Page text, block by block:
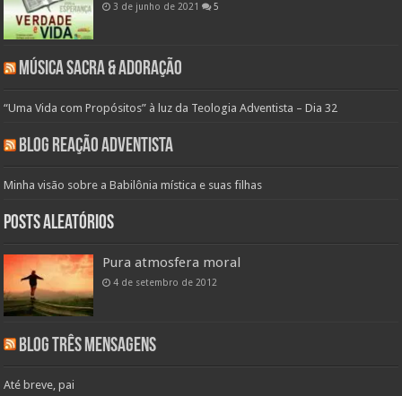
3 de junho de 2021 5
Música Sacra & Adoração
“Uma Vida com Propósitos” à luz da Teologia Adventista – Dia 32
Blog Reação Adventista
Minha visão sobre a Babilônia mística e suas filhas
Posts aleatórios
Pura atmosfera moral
4 de setembro de 2012
Blog Três Mensagens
Até breve, pai